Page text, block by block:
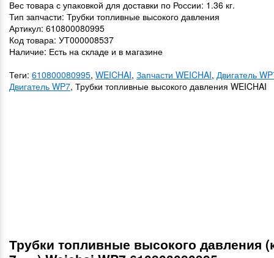
Вес товара с упаковкой для доставки по России: 1.36 кг.
Тип запчасти: Трубки топливные высокого давления
Артикул: 610800080995
Код товара: УТ000008537
Наличие: Есть на складе и в магазине
Теги: 610800080995, WEICHAI, Запчасти WEICHAI, Двигатель
Двигатель WP7, Трубки топливные высокого давления WEICHAI
Трубки топливные высокого давления